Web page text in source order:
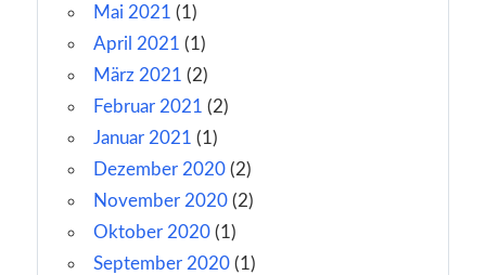
Mai 2021 (1)
April 2021 (1)
März 2021 (2)
Februar 2021 (2)
Januar 2021 (1)
Dezember 2020 (2)
November 2020 (2)
Oktober 2020 (1)
September 2020 (1)